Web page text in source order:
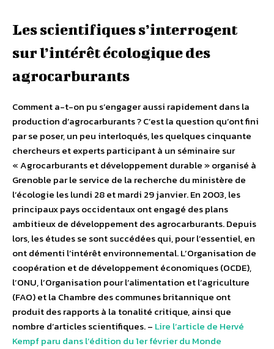
Les scientifiques s’interrogent
sur l’intérêt écologique des
agrocarburants
Comment a-t-on pu s’engager aussi rapidement dans la
production d’agrocarburants ? C’est la question qu’ont fini
par se poser, un peu interloqués, les quelques cinquante
chercheurs et experts participant à un séminaire sur
« Agrocarburants et développement durable » organisé à
Grenoble par le service de la recherche du ministère de
l’écologie les lundi 28 et mardi 29 janvier. En 2003, les
principaux pays occidentaux ont engagé des plans
ambitieux de développement des agrocarburants. Depuis
lors, les études se sont succédées qui, pour l’essentiel, en
ont démenti l’intérêt environnemental. L’Organisation de
coopération et de développement économiques (OCDE),
l’ONU, l’Organisation pour l’alimentation et l’agriculture
(FAO) et la Chambre des communes britannique ont
produit des rapports à la tonalité critique, ainsi que
nombre d’articles scientifiques. – Lire l’article de Hervé
Kempf paru dans l’édition du 1er février du Monde